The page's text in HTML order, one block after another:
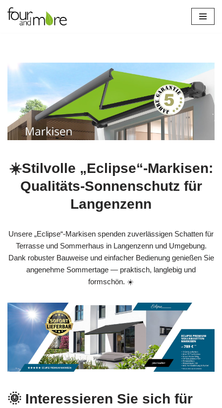
Zum
☀️Stilvolle „Eclipse“-Markisen:
Qualitäts-Sonnenschutz für
Langenzenn
Unsere „Eclipse“-Markisen spenden zuverlässigen Schatten für
Terrasse und Sommerhaus in Langenzenn und Umgebung.
Dank robuster Bauweise und einfacher Bedienung genießen Sie
angenehme Sommertage — praktisch, langlebig und
formschön. ☀️
🌞 Interessieren Sie sich für